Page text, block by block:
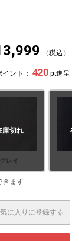
税込
ント： 420 pt進呈
グレイ
庫切れ 在
に入りに登録する